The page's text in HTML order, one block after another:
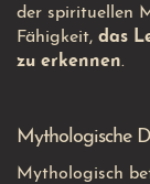
der spirituellen
Fähigkeit, das
zu erkennen.
Mythologische
Mythologisch